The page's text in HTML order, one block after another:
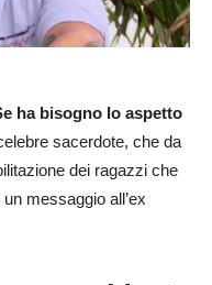
ha bisogno lo aspetto
sacerdote, che da
dei ragazzi che
messaggio all’ex